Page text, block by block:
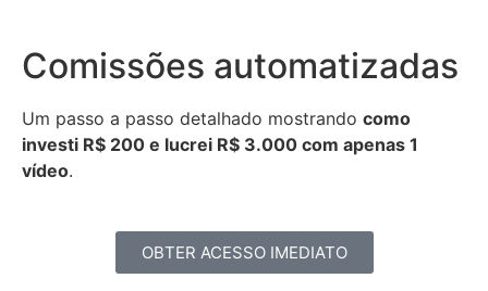
Comissões automatizadas
Um passo a passo detalhado mostrando como
investi R$ 200 e lucrei R$ 3.000 com apenas 1
vídeo.
OBTER ACESSO IMEDIATO